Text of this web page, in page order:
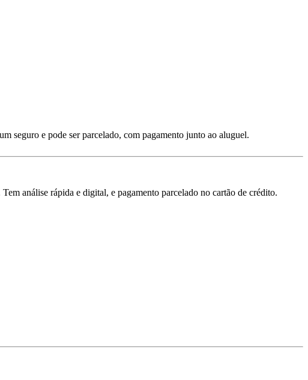
seguro e pode ser parcelado, com pagamento junto ao aluguel.
análise rápida e digital, e pagamento parcelado no cartão de crédito.